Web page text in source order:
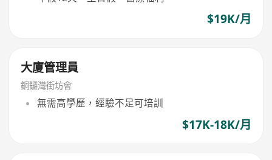
$19K/月
大廈管理員
銅鑼灣街坊會
無需高學歷，經驗不足可培訓
$17K-18K/月